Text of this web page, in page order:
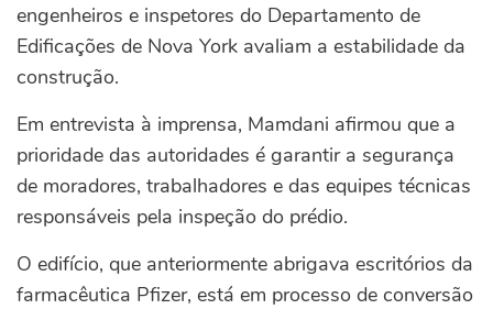
engenheiros e inspetores do Departamento de
Edificações de Nova York avaliam a estabilidade da
construção.
Em entrevista à imprensa, Mamdani afirmou que a
prioridade das autoridades é garantir a segurança
de moradores, trabalhadores e das equipes técnicas
responsáveis pela inspeção do prédio.
O edifício, que anteriormente abrigava escritórios da
farmacêutica Pfizer, está em processo de conversão